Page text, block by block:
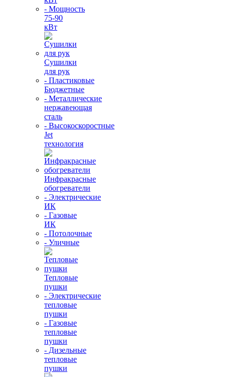
- Мощность
75-90
кВт
Сушилки
для рук
- Пластиковые
Бюджетные
- Металлические
нержавеющая
сталь
- Высокоскоростные
Jet
технология
Инфракрасные
обогреватели
- Электрические
ИК
- Газовые
ИК
- Потолочные
- Уличные
Тепловые
пушки
- Электрические
тепловые
пушки
- Газовые
тепловые
пушки
- Дизельные
тепловые
пушки